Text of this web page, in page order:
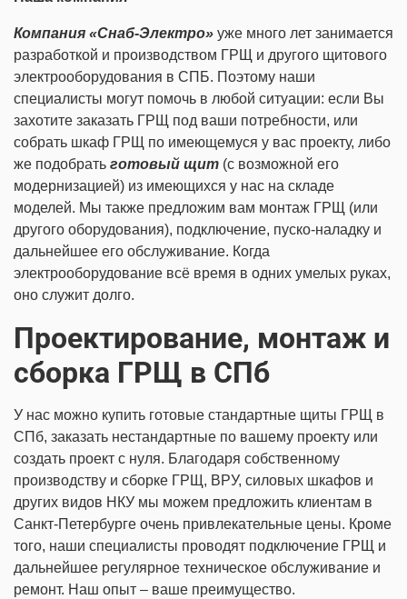
Компания «Снаб-Электро» уже много лет занимается
разработкой и производством ГРЩ и другого щитового
электрооборудования в СПБ. Поэтому наши
специалисты могут помочь в любой ситуации: если Вы
захотите заказать ГРЩ под ваши потребности, или
собрать шкаф ГРЩ по имеющемуся у вас проекту, либо
же подобрать готовый щит (с возможной его
модернизацией) из имеющихся у нас на складе
моделей. Мы также предложим вам монтаж ГРЩ (или
другого оборудования), подключение, пуско-наладку и
дальнейшее его обслуживание. Когда
электрооборудование всё время в одних умелых руках,
оно служит долго.
Проектирование, монтаж и
сборка ГРЩ в СПб
У нас можно купить готовые стандартные щиты ГРЩ в
СПб, заказать нестандартные по вашему проекту или
создать проект с нуля. Благодаря собственному
производству и сборке ГРЩ, ВРУ, силовых шкафов и
других видов НКУ мы можем предложить клиентам в
Санкт-Петербурге очень привлекательные цены. Кроме
того, наши специалисты проводят подключение ГРЩ и
дальнейшее регулярное техническое обслуживание и
ремонт. Наш опыт – ваше преимущество.